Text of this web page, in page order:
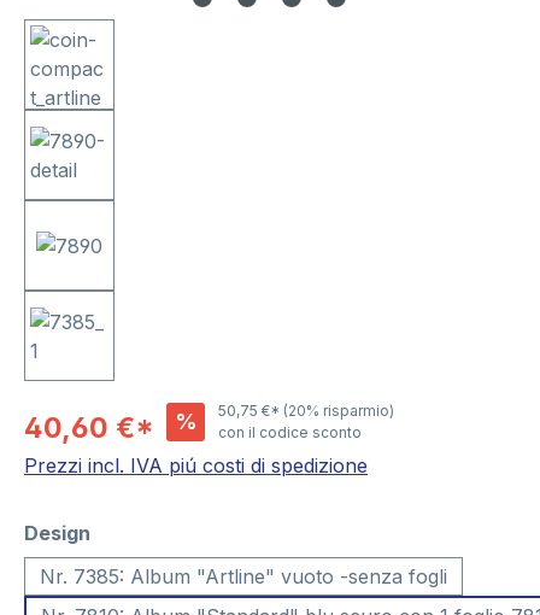
40,60 €* % 50,75 €* (20% risparmio)
con il codice sconto
Prezzi incl. IVA piú costi di spedizione
Seleziona
Design
Nr. 7385: Album "Artline" vuoto -senza fogli